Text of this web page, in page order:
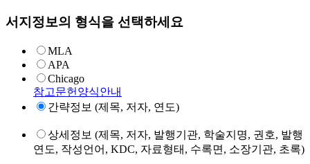
서지정보의 형식을 선택하세요
MLA
APA
Chicago
참고문헌양식안내
간략정보 (제목, 저자, 연도)
상세정보 (제목, 저자, 발행기관, 학술지명, 권호, 발행
연도, 작성언어, KDC, 자료형태, 수록면, 소장기관, 초록)